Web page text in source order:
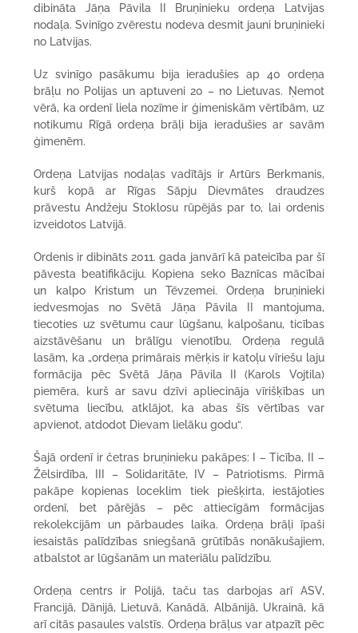
dibināta Jāņa Pāvila II Bruņinieku ordeņa Latvijas
nodaļa. Svinīgo zvērestu nodeva desmit jauni bruņinieki
no Latvijas.
Uz svinīgo pasākumu bija ieradušies ap 40 ordeņa
brāļu no Polijas un aptuveni 20 – no Lietuvas. Ņemot
vērā, ka ordenī liela nozīme ir ģimeniskām vērtībām, uz
notikumu Rīgā ordeņa brāļi bija ieradušies ar savām
ģimenēm.
Ordeņa Latvijas nodaļas vadītājs ir Artūrs Berkmanis,
kurš kopā ar Rīgas Sāpju Dievmātes draudzes
prāvestu Andžeju Stoklosu rūpējās par to, lai ordenis
izveidotos Latvijā.
Ordenis ir dibināts 2011. gada janvārī kā pateicība par šī
pāvesta beatifikāciju. Kopiena seko Baznīcas mācībai
un kalpo Kristum un Tēvzemei. Ordeņa bruņinieki
iedvesmojas no Svētā Jāņa Pāvila II mantojuma,
tiecoties uz svētumu caur lūgšanu, kalpošanu, ticības
aizstāvēšanu un brālīgu vienotību. Ordeņa regulā
lasām, ka „ordeņa primārais mērķis ir katoļu vīriešu laju
formācija pēc Svētā Jāņa Pāvila II (Karols Vojtila)
piemēra, kurš ar savu dzīvi apliecināja vīrišķības un
svētuma liecību, atklājot, ka abas šīs vērtības var
apvienot, atdodot Dievam lielāku godu“.
Šajā ordenī ir četras bruņinieku pakāpes: I – Ticība, II –
Žēlsirdība, III – Solidaritāte, IV – Patriotisms. Pirmā
pakāpe kopienas loceklim tiek piešķirta, iestājoties
ordenī, bet pārējās – pēc attiecīgām formācijas
rekolekcijām un pārbaudes laika. Ordeņa brāļi īpaši
iesaistās palīdzības sniegšanā grūtībās nonākušajiem,
atbalstot ar lūgšanām un materiālu palīdzību.
Ordeņa centrs ir Polijā, taču tas darbojas arī ASV,
Francijā, Dānijā, Lietuvā, Kanādā, Albānijā, Ukrainā, kā
arī citās pasaules valstīs. Ordeņa brāļus var atpazīt pēc